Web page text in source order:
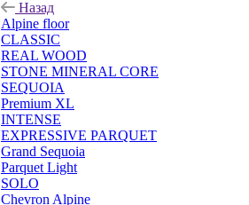
Назад
Alpine floor
CLASSIC
REAL WOOD
STONE MINERAL CORE
SEQUOIA
Premium XL
INTENSE
EXPRESSIVE PARQUET
Grand Sequoia
Parquet Light
SOLO
Chevron Alpine